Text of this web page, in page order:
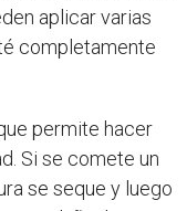
aplicar varias
completamente
permite hacer
Si se comete un
se seque y luego